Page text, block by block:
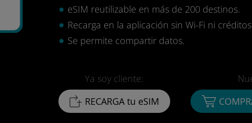
eSIM reutilizable en más de 200 destinos.
Recarga en la aplicación sin Wi-Fi ni
Se permite compartir datos.
Ya soy cliente:
RECARGA tu eSIM